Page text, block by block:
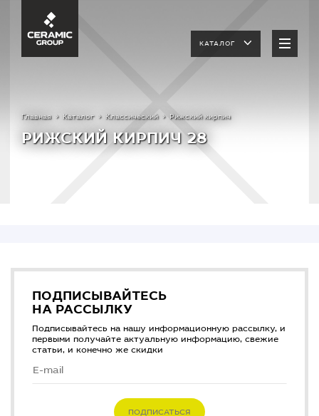
КАТАЛОГ
Главная Каталог Классический Рижский кирпич
РИЖСКИЙ КИРПИЧ 28
ПОДПИСЫВАЙТЕСЬ
НА РАССЫЛКУ
Подписывайтесь на нашу информационную рассылку, и
первыми получайте актуальную информацию, свежие
статьи, и конечно же скидки
ПОДПИСАТЬСЯ